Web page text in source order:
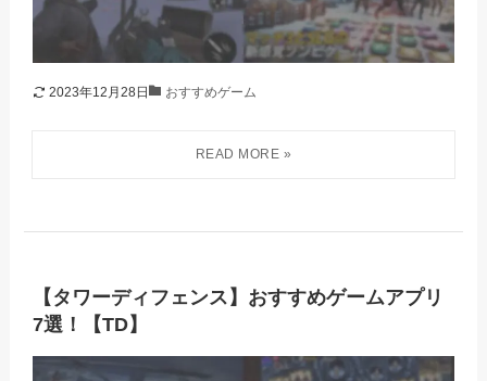
2023年12月28日 おすすめゲーム
【タワーディフェンス】おすすめゲームアプリ
7選！【TD】